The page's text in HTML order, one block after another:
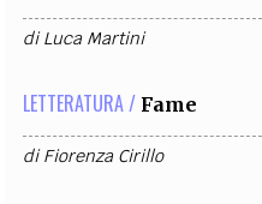
diLuca Martini
LETTERATURA / Fame
diFiorenza Cirillo